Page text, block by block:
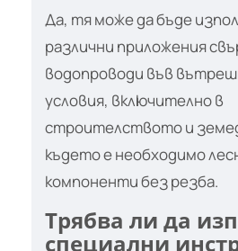
Да, тя може да бъде
различни приложения
водопроводи във
условия, включително в
строителството и
където е необходимо
компоненти без резба.
Трябва ли да
специални